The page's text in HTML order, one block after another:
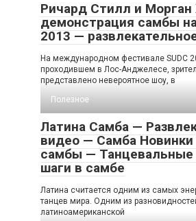
Ричард Стилл и
демонстрация самбы на
2013 —
На международном фестивале SUDC
проходившем в Лос-Анджелесе,
представлено невероятное шоу, в
Полезное
Латина Самба —
видео — Самба Новинки
самбы — Танцевальные
шаги в самбе
Латина считается одним из самых
танцев мира. Одним из
латиноамериканской